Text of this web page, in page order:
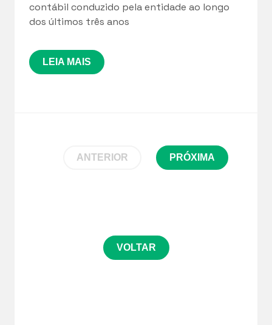
contábil conduzido pela entidade ao longo
dos últimos três anos
LEIA MAIS
ANTERIOR PRÓXIMA
VOLTAR